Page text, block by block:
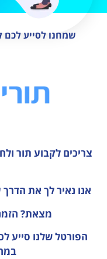
שמחנו לסייע לכם
צריכים לקבוע תור
אנו נאיר לך את
מצאת?
הפורטל שלנו סייע